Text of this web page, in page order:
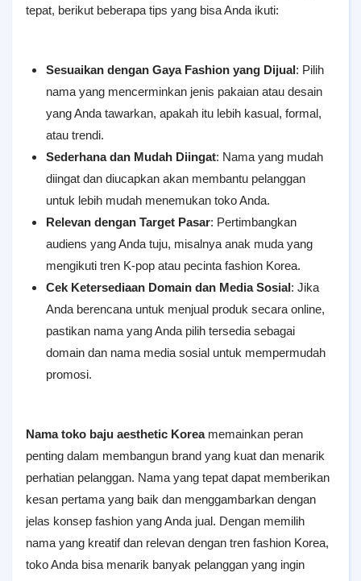
tepat, berikut beberapa tips yang bisa Anda ikuti:
Sesuaikan dengan Gaya Fashion yang Dijual: Pilih
nama yang mencerminkan jenis pakaian atau desain
yang Anda tawarkan, apakah itu lebih kasual, formal,
atau trendi.
Sederhana dan Mudah Diingat: Nama yang mudah
diingat dan diucapkan akan membantu pelanggan
untuk lebih mudah menemukan toko Anda.
Relevan dengan Target Pasar: Pertimbangkan
audiens yang Anda tuju, misalnya anak muda yang
mengikuti tren K-pop atau pecinta fashion Korea.
Cek Ketersediaan Domain dan Media Sosial: Jika
Anda berencana untuk menjual produk secara online,
pastikan nama yang Anda pilih tersedia sebagai
domain dan nama media sosial untuk mempermudah
promosi.
Nama toko baju aesthetic Koreamemainkan peran
penting dalam membangun brand yang kuat dan menarik
perhatian pelanggan. Nama yang tepat dapat memberikan
kesan pertama yang baik dan menggambarkan dengan
jelas konsep fashion yang Anda jual. Dengan memilih
nama yang kreatif dan relevan dengan tren fashion Korea,
toko Anda bisa menarik banyak pelanggan yang ingin